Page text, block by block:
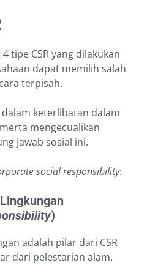
tipe CSR yang dilakukan
dapat memilih salah
terpisah.
keterlibatan dalam
mengecualikan
jawab sosial ini.
social responsibility:
)
adalah pilar dari CSR
dari pelestarian alam.